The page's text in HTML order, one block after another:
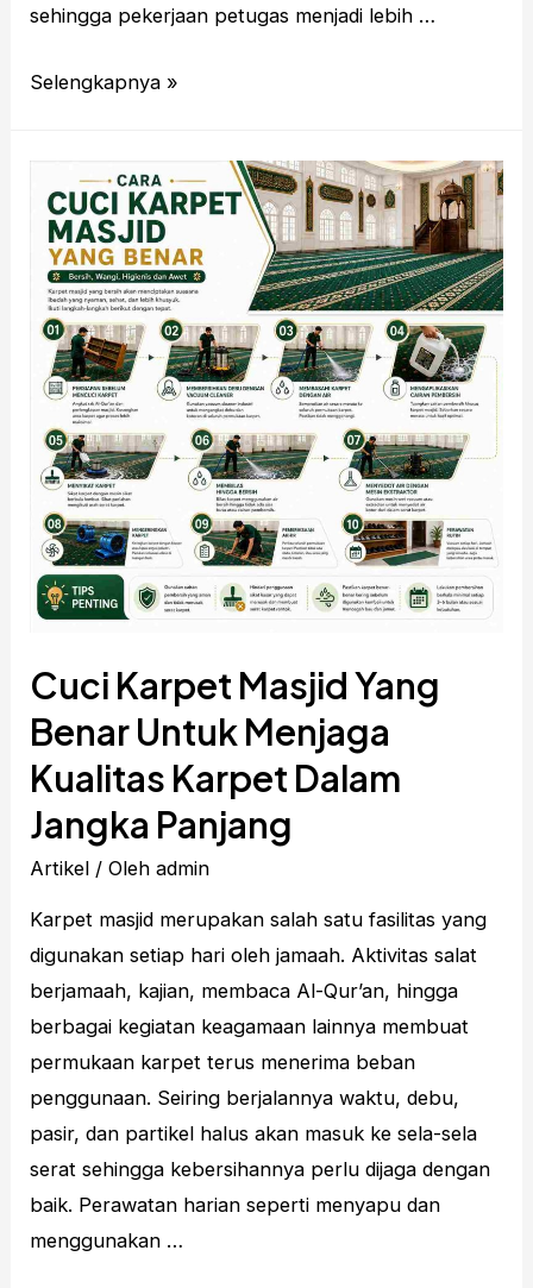
sehingga pekerjaan petugas menjadi lebih …
Vacuum
Malang
untuk
Menjaga
Kebersihan
Karpet
Selengkapnya »
Cuci Karpet Masjid Yang
Benar Untuk Menjaga
Kualitas Karpet Dalam
Jangka Panjang
Artikel / Olehadmin
Karpet masjid merupakan salah satu fasilitas yang
digunakan setiap hari oleh jamaah. Aktivitas salat
berjamaah, kajian, membaca Al-Qur’an, hingga
berbagai kegiatan keagamaan lainnya membuat
permukaan karpet terus menerima beban
penggunaan. Seiring berjalannya waktu, debu,
pasir, dan partikel halus akan masuk ke sela-sela
serat sehingga kebersihannya perlu dijaga dengan
baik. Perawatan harian seperti menyapu dan
menggunakan …